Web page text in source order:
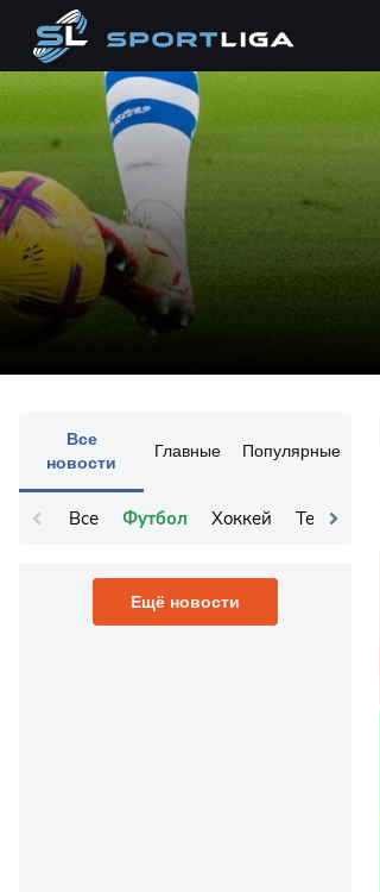
Все
новости
Главные Популярные
Все Футбол Хоккей Теннис
Ещё новости